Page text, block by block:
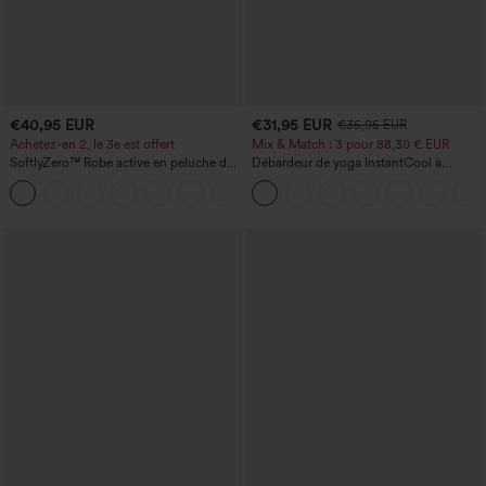
€40,95 EUR
Achetez-en 2, le 3e est offert
SoftlyZero™ Robe active en peluche dos
nu — Édition Hyper Facile
€31,95 EUR €35,95 EUR
Mix & Match : 3 pour 88,30 € EUR
Débardeur de yoga InstantCool à
encolure en U et ourlet arrondi –
UPF50+